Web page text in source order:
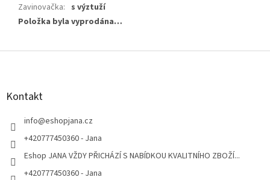
Zavinovačka: s výztuží
Položka byla vyprodána…
Z
Kontakt
info@eshopjana.cz
+420777450360 - Jana
Eshop JANA VŽDY PŘICHÁZÍ S NABÍDKOU KVALITNÍHO ZBOŽÍ...
+420777450360 - Jana